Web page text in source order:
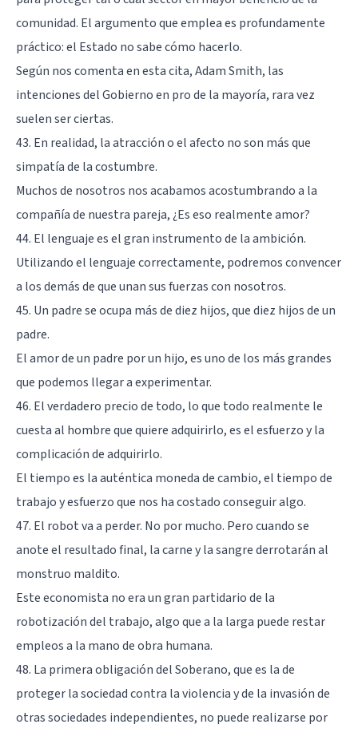
comunidad. El argumento que emplea es profundamente
práctico: el Estado no sabe cómo hacerlo.
Según nos comenta en esta cita, Adam Smith, las
intenciones del Gobierno en pro de la mayoría, rara vez
suelen ser ciertas.
43. En realidad, la atracción o el afecto no son más que
simpatía de la costumbre.
Muchos de nosotros nos acabamos acostumbrando a la
compañía de nuestra pareja, ¿Es eso realmente amor?
44. El lenguaje es el gran instrumento de la ambición.
Utilizando el lenguaje correctamente, podremos convencer
a los demás de que unan sus fuerzas con nosotros.
45. Un padre se ocupa más de diez hijos, que diez hijos de un
padre.
El amor de un padre por un hijo, es uno de los más grandes
que podemos llegar a experimentar.
46. El verdadero precio de todo, lo que todo realmente le
cuesta al hombre que quiere adquirirlo, es el esfuerzo y la
complicación de adquirirlo.
El tiempo es la auténtica moneda de cambio, el tiempo de
trabajo y esfuerzo que nos ha costado conseguir algo.
47. El robot va a perder. No por mucho. Pero cuando se
anote el resultado final, la carne y la sangre derrotarán al
monstruo maldito.
Este economista no era un gran partidario de la
robotización del trabajo, algo que a la larga puede restar
empleos a la mano de obra humana.
48. La primera obligación del Soberano, que es la de
proteger la sociedad contra la violencia y de la invasión de
otras sociedades independientes, no puede realizarse por